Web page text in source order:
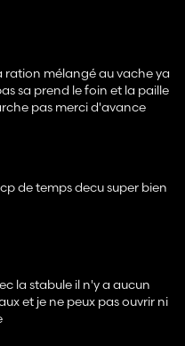
ration mélangé au vache ya
sa prend le foin et la paille
pas merci d'avance
de temps decu super bien
la stabule il n'y a aucun
et je ne peux pas ouvrir ni